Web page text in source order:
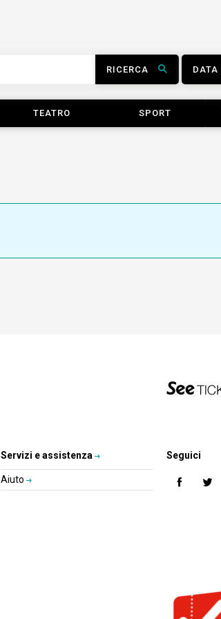
RICERCA DATA
TEATRO SPORT
Servizi e assistenza
Aiuto
Seguici